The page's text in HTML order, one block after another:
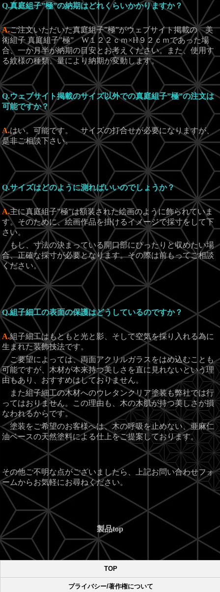
Q.真庭組子”極”の納期はどれくらいかかりますか？
A.ご注文いただいた真庭組子”極”がウェブサイト掲載の 美
術組子 真庭組子”極” W１２２ｃｍ×H９２ｃｍであった場
合、一か月半が納期の目安とお考えください。また、使用す
る紋様の種類、量により納期が変動します。
Q.ウェブサイト掲載のサイズ以外での真庭組子”極”の注文は
可能ですか？
A.はい。可能です。 サイズの打合せが必要になりますが、
是非ご相談下さい。
Q.サイズはどのように測ればいいのでしょうか？
A.主に真庭組子”極”は額装された絵画のように飾られていま
す。そのために、絵画作品を掛けるイメージで採寸をして下
さい。
もし、寸法の決まっている開口部にぴったりと収めたい場
合、正確な採寸が必要となります。その際は前もってご相談
ください。
Q.組子細工の表面の保護はどうしているのですか？
A.組子細工はもともと光と影、そして空気を採り入れる為に
生まれた装飾技法です。
ご要望によっては、両面アクリルガラスをはめ込むことも
可能ですが、木材が本来持つ美しさを直に見れないという理
由もあり、おすすめはしておりません。
また組子細工の木材へのウレタンクリア塗装も弊社では行
ってはおりません。この理由も、木の木肌が持つ美しさが損
なわれるからです。
塗装をご希望のお客様へは、木の呼吸を止めない、亜麻仁
油ベースの天然塗料による仕上をご提案しております。
その他ご不明な点がございましたら、上記お問い合わせフォ
ームからお気軽にお尋ねください。
製品top
TOP
プライバシー/著作権について